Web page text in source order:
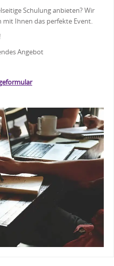
Schulung anbieten? Wir
mit Ihnen das perfekte Event.
Angebot